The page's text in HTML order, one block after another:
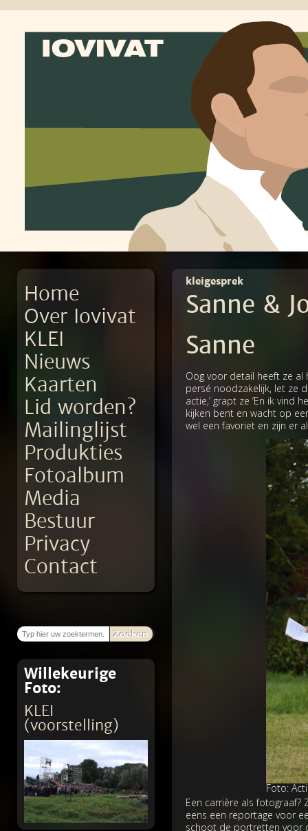
Home
Over Iovivat
KLEI
Nieuws
Kaarten
Lid worden?
Mailinglijst
Produkties
Fotoalbum
Media
Bestuur
Privacy
Contact
Zoeken
Willekeurige
Foto:
KLEI
(voorstelling)
kleigesprek
Sanne &
Sanne
Oog voor detail heeft ze al
persé noodzakelijk, let ze
actie,’ grapt ze ‘En ik
kijken bent en wacht op
wel een favoriet en zijn er
Foto:
Een carrière als fotograaf?
eens een reportage voor
schoot de portretten voor